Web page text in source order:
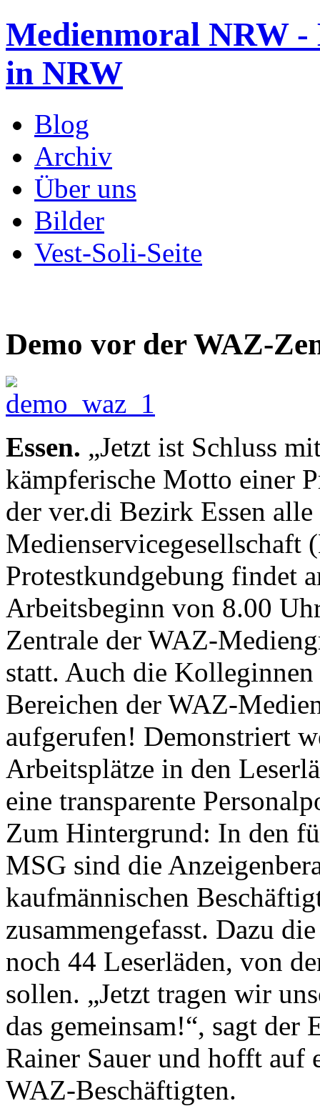
Medienmoral NRW
in NRW
Blog
Archiv
Über uns
Bilder
Vest-Soli-Seite
Demo vor der WAZ-
Essen. „Jetzt ist Schluss
kämpferische Motto einer
der ver.di Bezirk Essen
Medienservicegesellschaft
Protestkundgebung findet
Arbeitsbeginn von 8.00
Zentrale der WAZ-
statt. Auch die Kolleginnen
Bereichen der WAZ-
aufgerufen! Demonstriert
Arbeitsplätze in den
eine transparente
Zum Hintergrund: In den
MSG sind die
kaufmännischen
zusammengefasst. Dazu
noch 44 Leserläden, von
sollen. „Jetzt tragen wir
das gemeinsam!“, sagt der
Rainer Sauer und hofft auf
WAZ-Beschäftigten.